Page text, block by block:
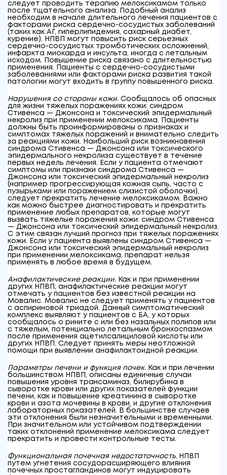
следует проводить терапию мелоксикамом только
после тщательного анализа. Подобный анализ
необходим в начале длительного лечения пациентов с
факторами риска сердечно-сосудистых заболеваний
(таких как АГ, гиперлипидемия, сахарный диабет,
курение). НПВП могут повысить риск серьезных
сердечно-сосудистых тромботических осложнений,
инфаркта миокарда и инсульта, иногда с летальным
исходом. Повышение риска связано с длительностью
применения. Пациенты с сердечно-сосудистыми
заболеваниями или факторами риска развития такой
патологии могут входить в группу повышенного риска.
Нарушения со стороны кожи. Сообщалось об опасных
для жизни тяжелых поражениях кожи: синдром
Стивенса — Джонсона и токсический эпидермальный
некролиз при применении мелоксикама. Пациенты
должны быть проинформированы о признаках и
симптомах тяжелых поражений и внимательно следить
за реакциями кожи. Наибольший риск возникновения
синдрома Стивенса — Джонсона или токсического
эпидермального некролиза существует в течение
первых недель лечения. Если у пациента отмечают
симптомы или признаки синдрома Стивенса —
Джонсона или токсический эпидермальный некролиз
(например прогрессирующая кожная сыпь, часто с
пузырьками или поражением слизистой оболочки),
следует прекратить лечение мелоксикамом. Важно
как можно быстрее диагностировать и прекратить
применение любых препаратов, которые могут
вызвать тяжелые поражения кожи: синдром Стивенса
— Джонсона или токсический эпидермальный некролиз.
С этим связан лучший прогноз при тяжелых поражениях
кожи. Если у пациента выявлены синдром Стивенса —
Джонсона или токсический эпидермальный некролиз
при применении мелоксикама, препарат нельзя
применять в любое время в будущем.
Анафилактические реакции. Как и при применении
других НПВП, анафилактические реакции могут
отмечать у пациентов без известной реакции на
Мовалис. Мовалис не следует применять у пациентов
с аспириновой триадой. Данный симптоматический
комплекс выявляют у пациентов с БА, у которых
сообщалось о рините с или без назальных полипов или
с тяжелым, потенциально летальным бронхоспазмом
после применения ацетилсалициловой кислоты или
других НПВП. Следует принять меры неотложной
помощи при выявлении анафилактоидной реакции.
Параметры печени и функция почек. Как и при лечении
большинством НПВП, описаны единичные случаи
повышения уровня трансаминаз, билирубина в
сыворотке крови или других показателей функции
печени, как и повышение креатинина в сыворотке
крови и азота мочевины в крови, и другие отклонения
лабораторных показателей. В большинстве случаев
эти отклонения были незначительными и временными.
При значительном или устойчивом подтверждении
таких отклонений применение мелоксикама следует
прекратить и провести контрольные тесты.
Функциональная почечная недостаточность. НПВП
путем угнетения сосудорасширяющего влияния
почечных простагландинов могут индуцировать